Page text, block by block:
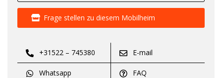
Frage stellen zu diesem Mobilheim
+31522 – 745380 E-mail
Whatsapp FAQ